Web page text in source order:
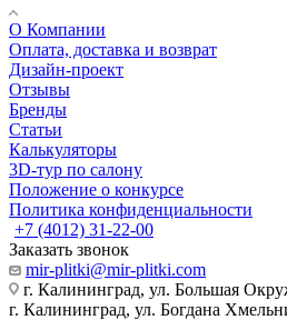
О Компании
Оплата, доставка и возврат
Дизайн-проект
Отзывы
Бренды
Статьи
Калькуляторы
3D-тур по салону
Положение о конкурсе
Политика конфиденциальности
+7 (4012) 31-22-00
Заказать звонок
mir-plitki@mir-plitki.com
г. Калининград, ул. Большая
г. Калининград, ул. Богдана